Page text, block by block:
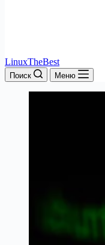
LinuxTheBest
Поиск Меню